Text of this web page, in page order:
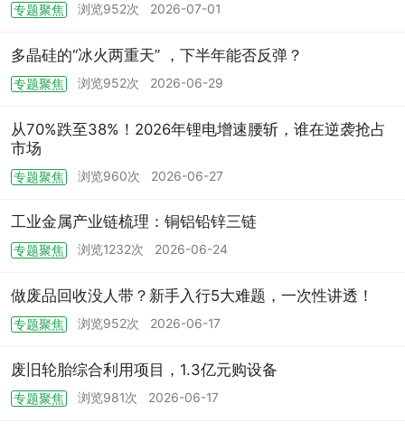
专题聚焦 浏览952次 2026-07-01
多晶硅的“冰火两重天” ，下半年能否反弹？
专题聚焦 浏览952次 2026-06-29
从70%跌至38%！2026年锂电增速腰斩，谁在逆袭抢占
市场
专题聚焦 浏览960次 2026-06-27
工业金属产业链梳理：铜铝铅锌三链
专题聚焦 浏览1232次 2026-06-24
做废品回收没人带？新手入行5大难题，一次性讲透！
专题聚焦 浏览952次 2026-06-17
废旧轮胎综合利用项目，1.3亿元购设备
专题聚焦 浏览981次 2026-06-17